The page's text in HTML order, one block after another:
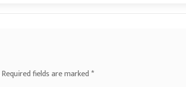
Required fields are marked*